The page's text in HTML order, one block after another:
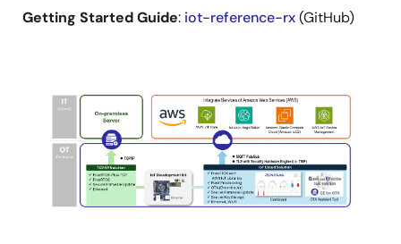
Getting Started Guide: iot-reference-rx(GitHub)